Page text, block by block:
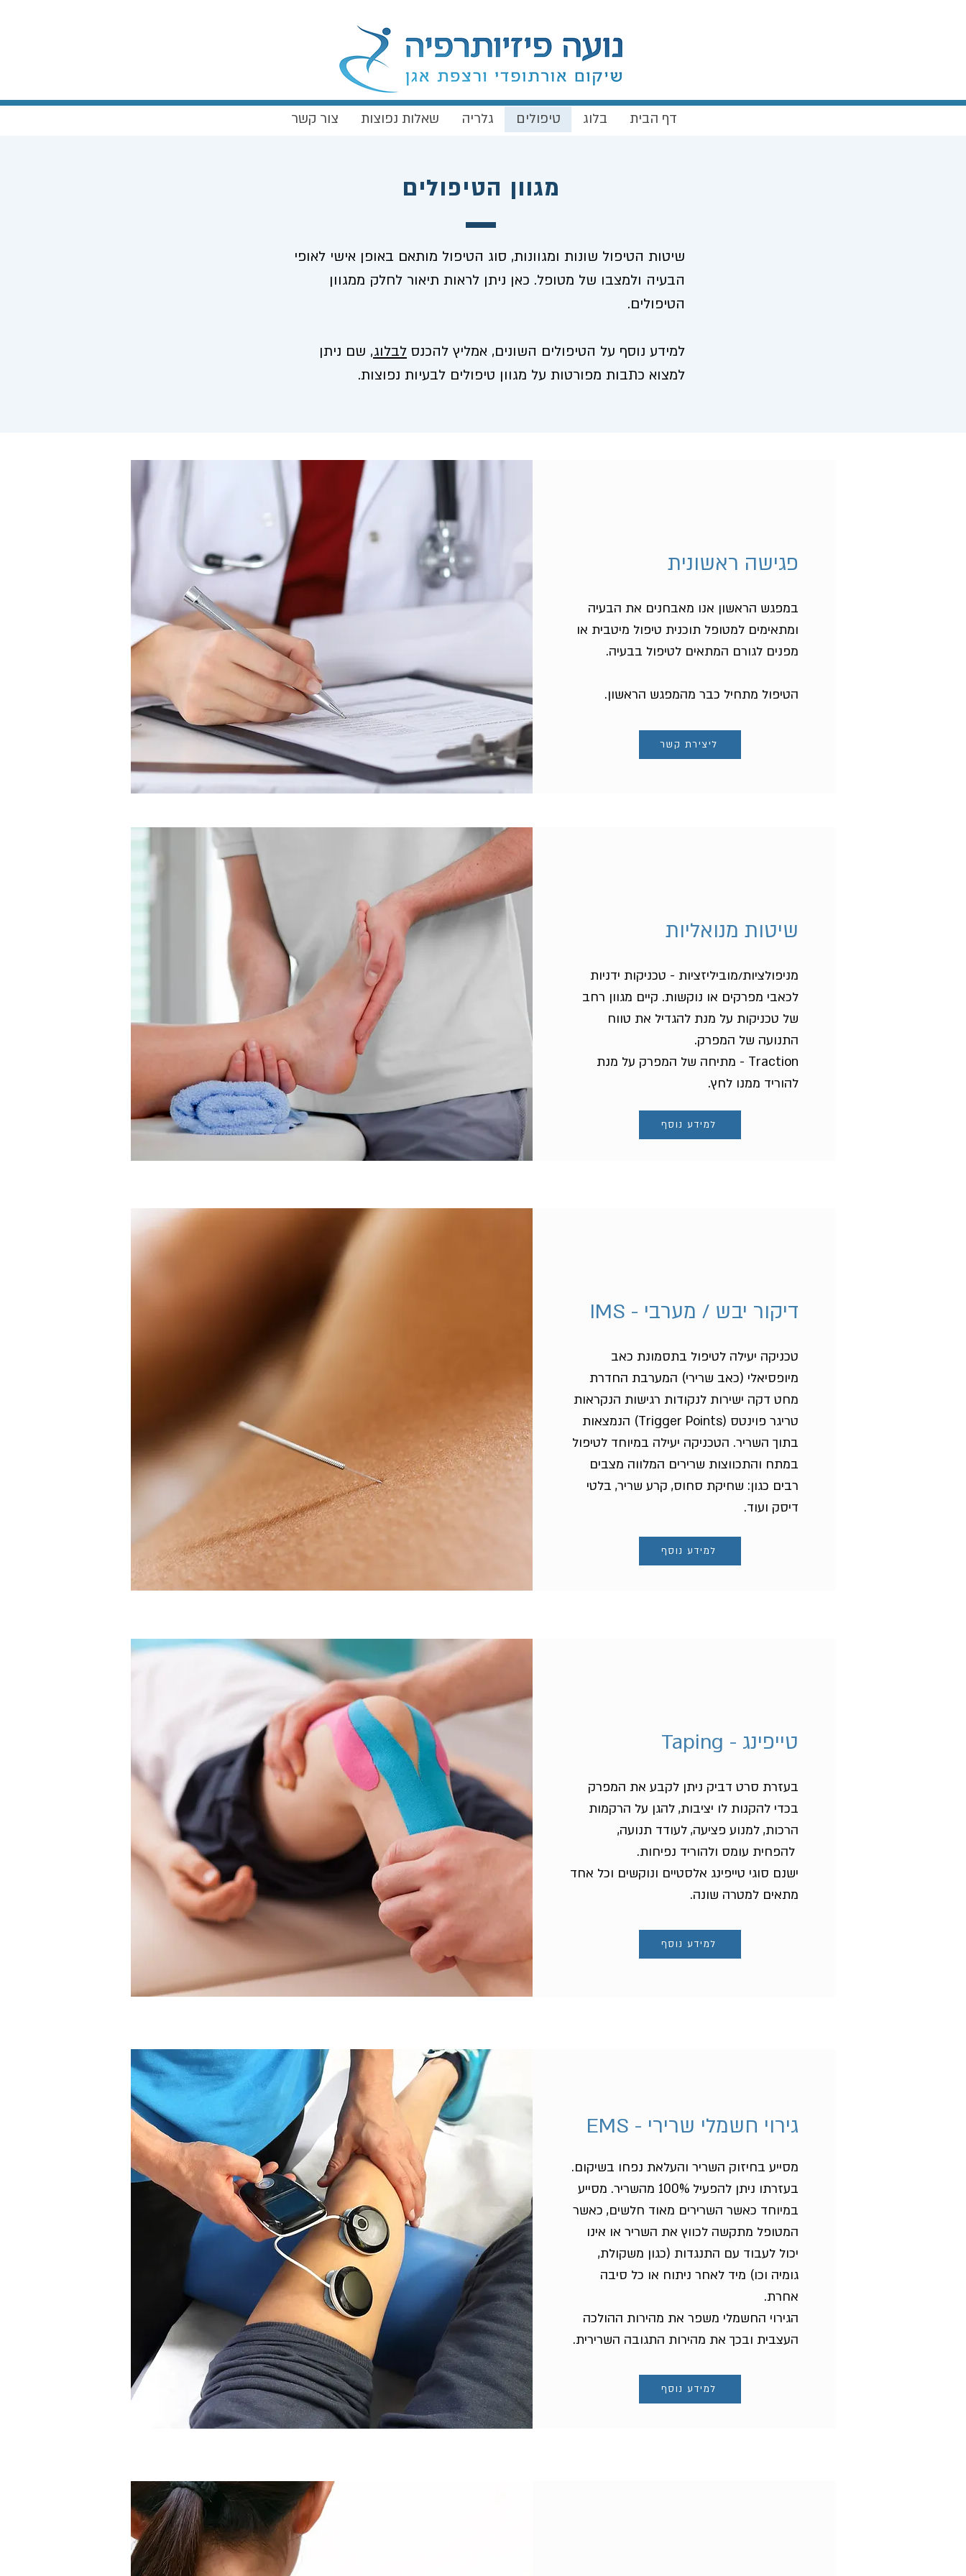
דף הבית בלוג טיפולים גלריה שאלות נפוצות צור קשר
מגוון הטיפולים
שיטות הטיפול שונות ומגוונות, סוג הטיפול מותאם באופן אישי לאופי
הבעיה ולמצבו של מטופל. כאן ניתן לראות תיאור לחלק ממגוון
הטיפולים.
למידע נוסף על הטיפולים השונים, אמליץ להכנס לבלוג, שם ניתן
למצוא כתבות מפורטות על מגוון טיפולים לבעיות נפוצות.
פגישה ראשונית
במפגש הראשון אנו מאבחנים את הבעיה
ומתאימים למטופל תוכנית טיפול מיטבית או
מפנים לגורם המתאים לטיפול בבעיה.
הטיפול מתחיל כבר מהמפגש הראשון.
ליצירת קשר
שיטות מנואליות
מניפולציות/מוביליזציות - טכניקות ידניות
לכאבי מפרקים או נוקשות. קיים מגוון רחב
של טכניקות על מנת להגדיל את טווח
התנועה של המפרק.
Traction - מתיחה של המפרק על מנת
להוריד ממנו לחץ.
למידע נוסף
דיקור יבש / מערבי - IMS
טכניקה יעילה לטיפול בתסמונת כאב
מיופסיאלי (כאב שרירי) המערבת החדרת
מחט דקה ישירות לנקודות רגישות הנקראות
טריגר פוינטס (Trigger Points) הנמצאות
בתוך השריר. הטכניקה יעילה במיוחד לטיפול
במתח והתכווצות שרירים המלווה מצבים
רבים כגון: שחיקת סחוס, קרע שריר, בלטי
דיסק ועוד.
למידע נוסף
טייפינג - Taping
בעזרת סרט דביק ניתן לקבע את המפרק
בכדי להקנות לו יציבות, להגן על הרקמות
הרכות, למנוע פציעה, לעודד תנועה,
להפחית עומס ולהוריד נפיחות.
ישנם סוגי טייפינג אלסטיים ונוקשים וכל אחד
מתאים למטרה שונה.
למידע נוסף
גירוי חשמלי שרירי - EMS
מסייע בחיזוק השריר והעלאת נפחו בשיקום.
בעזרתו ניתן להפעיל 100% מהשריר. מסייע
במיוחד כאשר השרירים מאוד חלשים, כאשר
המטופל מתקשה לכווץ את השריר או אינו
יכול לעבוד עם התנגדות (כגון משקולת,
גומיה וכו) מיד לאחר ניתוח או כל סיבה
אחרת.
הגירוי החשמלי משפר את מהירות ההולכה
העצבית ובכך את מהירות התגובה השרירית.
למידע נוסף